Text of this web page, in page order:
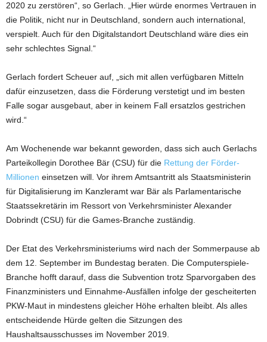
2020 zu zerstören“, so Gerlach. „Hier würde enormes Vertrauen in
die Politik, nicht nur in Deutschland, sondern auch international,
verspielt. Auch für den Digitalstandort Deutschland wäre dies ein
sehr schlechtes Signal.“
Gerlach fordert Scheuer auf, „sich mit allen verfügbaren Mitteln
dafür einzusetzen, dass die Förderung verstetigt und im besten
Falle sogar ausgebaut, aber in keinem Fall ersatzlos gestrichen
wird.“
Am Wochenende war bekannt geworden, dass sich auch Gerlachs
Parteikollegin Dorothee Bär (CSU) für die Rettung der Förder-
Millionen einsetzen will. Vor ihrem Amtsantritt als Staatsministerin
für Digitalisierung im Kanzleramt war Bär als Parlamentarische
Staatssekretärin im Ressort von Verkehrsminister Alexander
Dobrindt (CSU) für die Games-Branche zuständig.
Der Etat des Verkehrsministeriums wird nach der Sommerpause ab
dem 12. September im Bundestag beraten. Die Computerspiele-
Branche hofft darauf, dass die Subvention trotz Sparvorgaben des
Finanzministers und Einnahme-Ausfällen infolge der gescheiterten
PKW-Maut in mindestens gleicher Höhe erhalten bleibt. Als alles
entscheidende Hürde gelten die Sitzungen des
Haushaltsausschusses im November 2019.